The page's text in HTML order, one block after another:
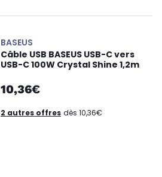
BASEUS
Câble USB BASEUS USB-C vers
USB-C 100W Crystal Shine 1,2m
10,36€
2 autres offres dès 10,36€